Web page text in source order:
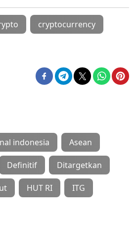
cryptocurrency
indonesia Asean
Definitif Ditargetkan
HUT RI ITG